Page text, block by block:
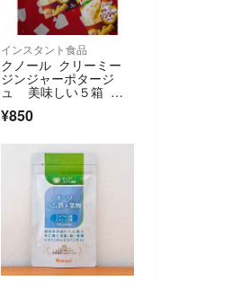
インスタント食品
クノール クリーミー
ジンジャーポタージ
ュ 美味しい５箱 お
🉐ですヨ‼️
¥850